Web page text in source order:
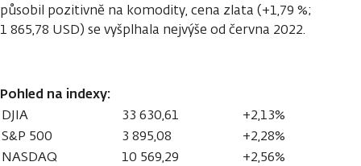
působil pozitivně na komodity, cena zlata (+1,79 %;
1 865,78 USD) se vyšplhala nejvýše od června 2022.
Pohled na indexy:
DJIA 33 630,61
+2,13%
S&P 500
3 895,08
+2,28%
NASDAQ
10 569,29 +2,56%